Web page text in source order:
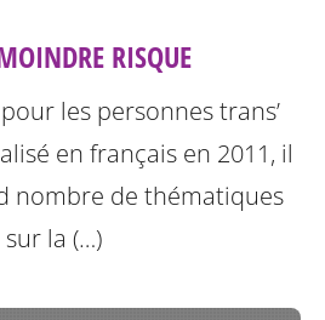
RISQUE
les personnes trans’
en français en 2011, il
nombre de thématiques
sur la (…)